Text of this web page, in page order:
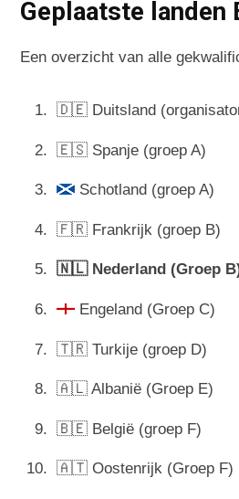
Geplaatste landen
Een overzicht van alle
🇩🇪 Duitsland
🇪🇸 Spanje (groep A)
Schotland (groep A)
🇫🇷 Frankrijk (groep B)
🇳🇱 Nederland (Groep
Engeland (Groep C)
🇹🇷 Turkije (groep D)
🇦🇱 Albanië (Groep E)
🇧🇪 België (groep F)
🇦🇹 Oostenrijk (Groep F)